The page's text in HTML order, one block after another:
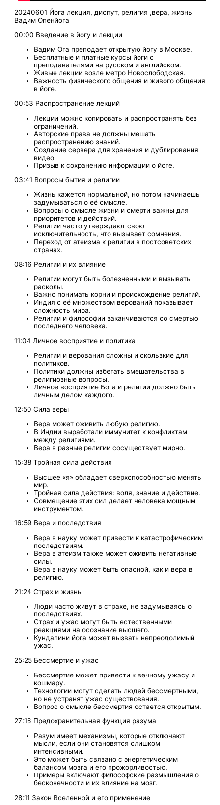
20240601 Йога лекция, диспут, религия ,вера, жизнь.
Вадим Опенйога
00:00 Введение в йогу и лекции
Вадим Ога преподает открытую йогу в Москве.
Бесплатные и платные курсы йоги с
преподавателями на русском и английском.
Живые лекции возле метро Новослободская.
Важность физического общения и живого общения
в йоге.
00:53 Распространение лекций
Лекции можно копировать и распространять без
ограничений.
Авторские права не должны мешать
распространению знаний.
Создание сервера для хранения и дублирования
видео.
Призыв к сохранению информации о йоге.
03:41 Вопросы бытия и религии
Жизнь кажется нормальной, но потом начинаешь
задумываться о её смысле.
Вопросы о смысле жизни и смерти важны для
приоритетов и действий.
Религии часто утверждают свою
исключительность, что вызывает сомнения.
Переход от атеизма к религии в постсоветских
странах.
08:16 Религии и их влияние
Религии могут быть болезненными и вызывать
расколы.
Важно понимать корни и происхождение религий.
Индия с её множеством верований показывает
сложность мира.
Религии и философии заканчиваются со смертью
последнего человека.
11:04 Личное восприятие и политика
Религии и верования сложны и скользкие для
политиков.
Политики должны избегать вмешательства в
религиозные вопросы.
Личное восприятие Бога и религии должно быть
личным делом каждого.
12:50 Сила веры
Вера может оживить любую религию.
В Индии выработали иммунитет к конфликтам
между религиями.
Вера в разные религии сосуществует мирно.
15:38 Тройная сила действия
Высшее «я» обладает сверхспособностью менять
мир.
Тройная сила действия: воля, знание и действие.
Совмещение этих сил делает человека мощным
инструментом.
16:59 Вера и последствия
Вера в науку может привести к катастрофическим
последствиям.
Вера в атеизм также может оживить негативные
силы.
Вера в науку может быть опасной, как и вера в
религию.
21:24 Страх и жизнь
Люди часто живут в страхе, не задумываясь о
последствиях.
Страх и ужас могут быть естественными
реакциями на осознание высшего.
Кундалини йога может вызвать непреодолимый
ужас.
25:25 Бессмертие и ужас
Бессмертие может привести к вечному ужасу и
кошмару.
Технологии могут сделать людей бессмертными,
но не устранят ужас существования.
Вопрос о смысле бессмертия остается открытым.
27:16 Предохранительная функция разума
Разум имеет механизмы, которые отключают
мысли, если они становятся слишком
интенсивными.
Это может быть связано с энергетическим
балансом мозга и его прожорливостью.
Примеры включают философские размышления о
бесконечности и их влияние на мозг.
28:11 Закон Вселенной и его применение